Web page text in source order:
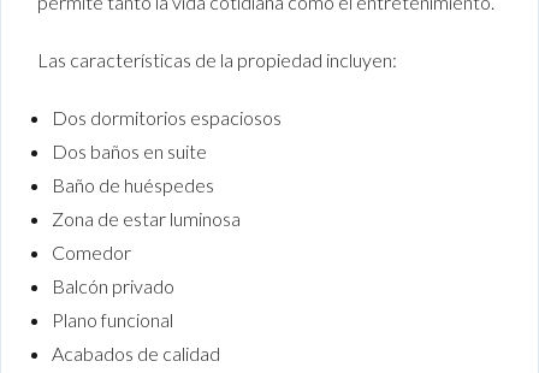
Las características de la propiedad incluyen:
Dos dormitorios espaciosos
Dos baños en suite
Baño de huéspedes
Zona de estar luminosa
Comedor
Balcón privado
Plano funcional
Acabados de calidad